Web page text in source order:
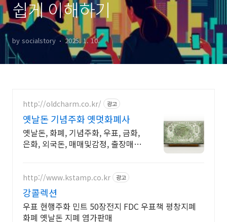
쉽게 이해하기
by socialstory 2025. 1. 10.
http://oldcharm.co.kr/ 광고
옛날돈 기념주화 옛멋화폐사
옛날돈, 화폐, 기념주화, 우표, 금화,
은화, 외국돈, 매매및감정, 출장매입
http://www.kstamp.co.kr 광고
강콜렉션
우표 현행주화 민트 50장전지 FDC 우표책 평창지폐
화폐 옛날돈 지폐 염가판매